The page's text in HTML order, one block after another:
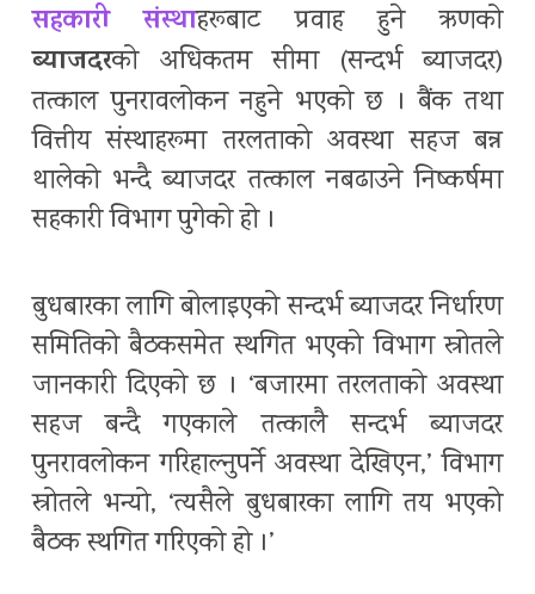
सहकारी संस्थाहरूबाट प्रवाह हुने ऋणको
ब्याजदरको अधिकतम सीमा (सन्दर्भ ब्याजदर)
तत्काल पुनरावलोकन नहुने भएको छ । बैंक तथा
वित्तीय संस्थाहरूमा तरलताकाे अवस्था सहज बन्न
थालेको भन्दै ब्याजदर तत्काल नबढाउने निष्कर्षमा
सहकारी विभाग पुगेको हो ।
बुधबारका लागि बोलाइएको सन्दर्भ ब्याजदर निर्धारण
समितिको बैठकसमेत स्थगित भएकाे विभाग स्रोतले
जानकारी दिएको छ । ‘बजारमा तरलताको अवस्था
सहज बन्दै गएकाले तत्कालै सन्दर्भ ब्याजदर
पुनरावलोकन गरिहाल्नुपर्ने अवस्था देखिएन,’ विभाग
स्रोतले भन्यो, ‘त्यसैले बुधबारका लागि तय भएकाे
बैठक स्थगित गरिएको हो ।’